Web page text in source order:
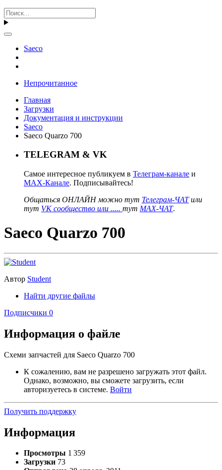
Saeco
Непрочитанное
Главная
Загрузки
Документация и инструкции
Saeco
Saeco Quarzo 700
TELEGRAM & VK
Самое интересное публикуем в Телеграм-канале и
MAX-Канале. Подписывайтесь!
Общаться ОНЛАЙН можно тут Телеграм-ЧАТили
тут VK сообщество или ..... тут MAX-ЧАТ.
Saeco Quarzo 700
Автор Student
Найти другие файлы
Подписчики 0
Информация о файле
Схеми запчастей для Saeco Quarzo 700
К сожалению, вам не разрешено загружать этот файл.
Однако, возможно, вы сможете загрузить, если
авторизуетесь в системе. Войти
Получить поддержку
Информация
Просмотры 1 359
Загрузки 73